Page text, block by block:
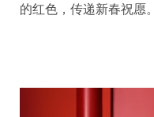
的红色，传递新春祝愿。